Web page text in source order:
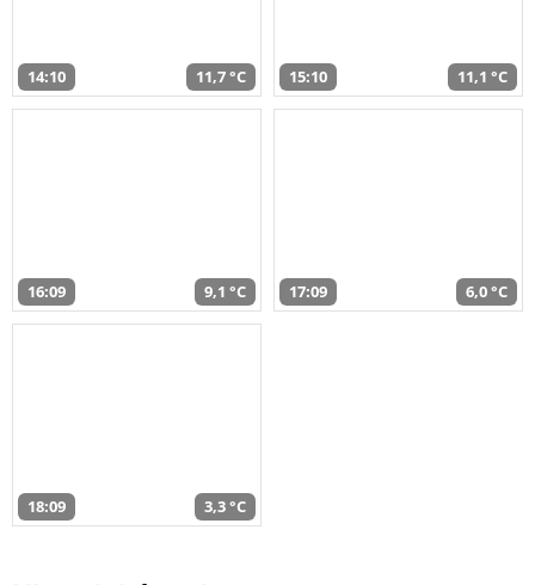
14:10 11,7 °C 15:10 11,1 °C
16:09 9,1 °C 17:09 6,0 °C
18:09 3,3 °C